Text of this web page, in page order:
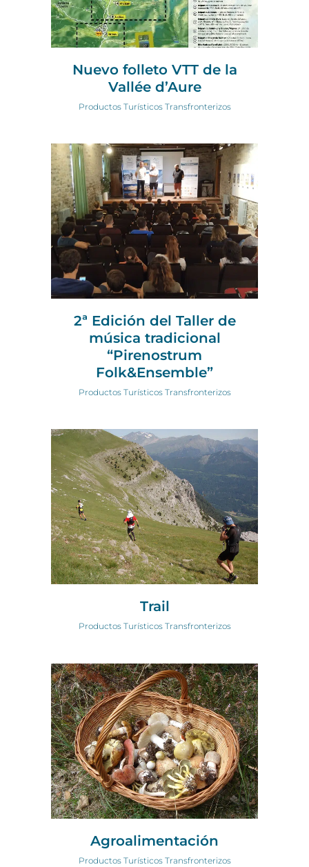
Nuevo folleto VTT de la
Vallée d’Aure
Productos Turísticos Transfronterizos
2ª Edición del Taller de
música tradicional
“Pirenostrum
Folk&Ensemble”
Productos Turísticos Transfronterizos
Trail
Productos Turísticos Transfronterizos
Agroalimentación
Productos Turísticos Transfronterizos